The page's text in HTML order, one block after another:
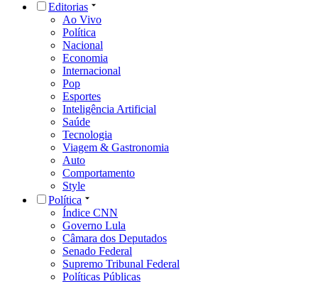
Editorias
Ao Vivo
Política
Nacional
Economia
Internacional
Pop
Esportes
Inteligência Artificial
Saúde
Tecnologia
Viagem & Gastronomia
Auto
Comportamento
Style
Política
Índice CNN
Governo Lula
Câmara dos Deputados
Senado Federal
Supremo Tribunal Federal
Políticas Públicas